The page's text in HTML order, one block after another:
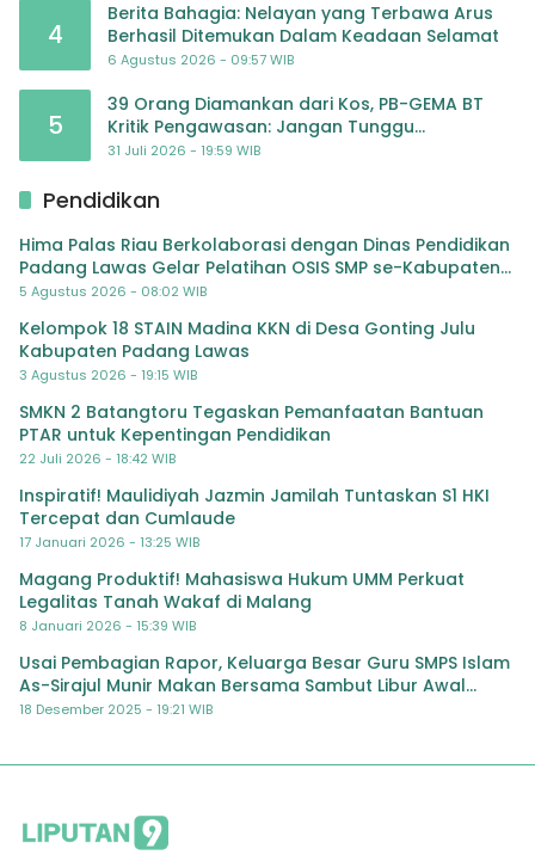
4
Berita Bahagia: Nelayan yang Terbawa Arus
Berhasil Ditemukan Dalam Keadaan Selamat
6 Agustus 2026 - 09:57 WIB
5
39 Orang Diamankan dari Kos, PB-GEMA BT
Kritik Pengawasan: Jangan Tunggu
Masyarakat Bergerak Baru Negara Bertindak
31 Juli 2026 - 19:59 WIB
Pendidikan
Hima Palas Riau Berkolaborasi dengan Dinas Pendidikan
Padang Lawas Gelar Pelatihan OSIS SMP se-Kabupaten
Padang Lawas
5 Agustus 2026 - 08:02 WIB
Kelompok 18 STAIN Madina KKN di Desa Gonting Julu
Kabupaten Padang Lawas
3 Agustus 2026 - 19:15 WIB
SMKN 2 Batangtoru Tegaskan Pemanfaatan Bantuan
PTAR untuk Kepentingan Pendidikan
22 Juli 2026 - 18:42 WIB
Inspiratif! Maulidiyah Jazmin Jamilah Tuntaskan S1 HKI
Tercepat dan Cumlaude
17 Januari 2026 - 13:25 WIB
Magang Produktif! Mahasiswa Hukum UMM Perkuat
Legalitas Tanah Wakaf di Malang
8 Januari 2026 - 15:39 WIB
Usai Pembagian Rapor, Keluarga Besar Guru SMPS Islam
As-Sirajul Munir Makan Bersama Sambut Libur Awal
Semester
18 Desember 2025 - 19:21 WIB